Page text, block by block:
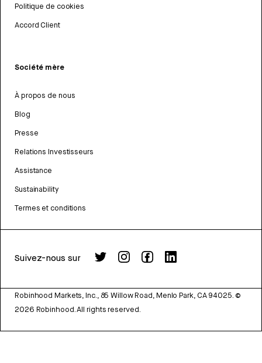
Politique de cookies
Accord Client
Société mère
À propos de nous
Blog
Presse
Relations Investisseurs
Assistance
Sustainability
Termes et conditions
Suivez-nous sur
Robinhood Markets, Inc., 85 Willow Road, Menlo Park, CA 94025. ©
2026 Robinhood. All rights reserved.